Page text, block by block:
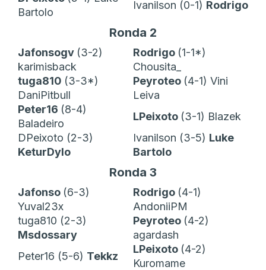
Bartolo
Ivanilson (0-1) Rodrigo
Ronda 2
Jafonsogv (3-2)
karimisback
Rodrigo (1-1*)
Chousita_
tuga810 (3-3*)
DaniPitbull
Peyroteo (4-1) Vini
Leiva
Peter16 (8-4)
Baladeiro
LPeixoto (3-1) Blazek
DPeixoto (2-3)
KeturDylo
Ivanilson (3-5) Luke
Bartolo
Ronda 3
Jafonso (6-3)
Yuval23x
Rodrigo (4-1)
AndoniiPM
tuga810 (2-3)
Msdossary
Peyroteo (4-2)
agardash
Peter16 (5-6) Tekkz
LPeixoto (4-2)
Kuromame